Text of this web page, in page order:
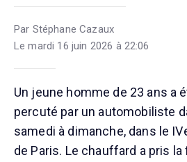
Par Stéphane Cazaux
Le mardi 16 juin 2026 à 22:06
Un jeune homme de 23 ans a
percuté par un automobiliste
samedi à dimanche, dans le
de Paris. Le chauffard a pris